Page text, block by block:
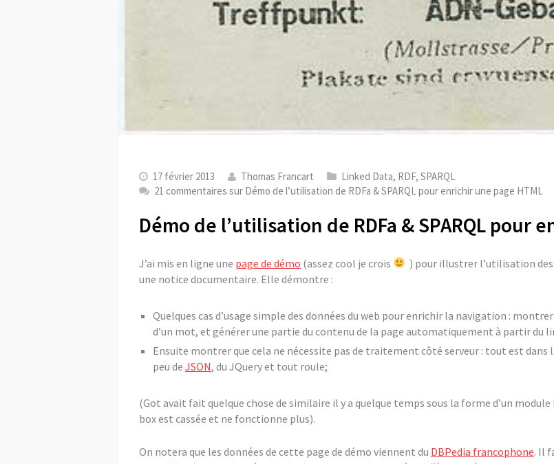
17 février 2013 Thomas Francart Linked Data, RDF, SPARQL
21 commentaires sur Démo de l’utilisation de RDFa & SPARQL pour enrichir une page HTML
Démo de l’utilisation de RDFa & SPARQL pour
J’ai mis en ligne une page de démo (assez cool je crois
) pour illustrer l’utilisation
une notice documentaire. Elle démontre :
Quelques cas d’usage simple des données du web pour enrichir la navigation :
d’un mot, et générer une partie du contenu de la page automatiquement à partir du
Ensuite montrer que cela ne nécessite pas de traitement côté serveur : tout est dans
peu de JSON, du JQuery et tout roule;
(Got avait fait quelque chose de similaire il y a quelque temps sous la forme d’un module
box est cassée et ne fonctionne plus).
On notera que les données de cette page de démo viennent du DBPedia francophone. Il